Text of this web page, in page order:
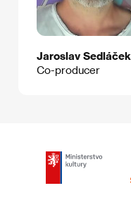
Jaroslav Sedláček
Co-producer